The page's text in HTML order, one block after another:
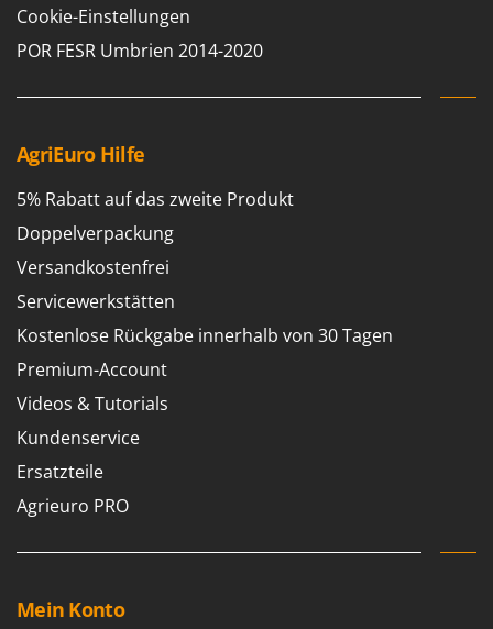
Mähroboter
Maisentkörnungsmaschinen
Minibacköfen
Motorspritzen
Mulcher für Traktor
N
Notstromaggregat
Nudelmaschinen
O
Obstmühlen Obsthäcksler Obstmuser
Obstpressen
Olivenernter und Schüttler
P
Famag
Famur
Ferrari Group
FIEM
Fimar
FINI
Fiorentini
Fiskars
Flymo
Fontana Forni
Forest Master
G
G3 Ferrari
Cookie-Einstellungen
POR FESR Umbrien 2014-2020
AgriEuro Hilfe
5% Rabatt auf das zweite Produkt
Doppelverpackung
Versandkostenfrei
Servicewerkstätten
Kostenlose Rückgabe innerhalb von 30 Tagen
Premium-Account
Videos & Tutorials
Kundenservice
Ersatzteile
Agrieuro PRO
Mein Konto